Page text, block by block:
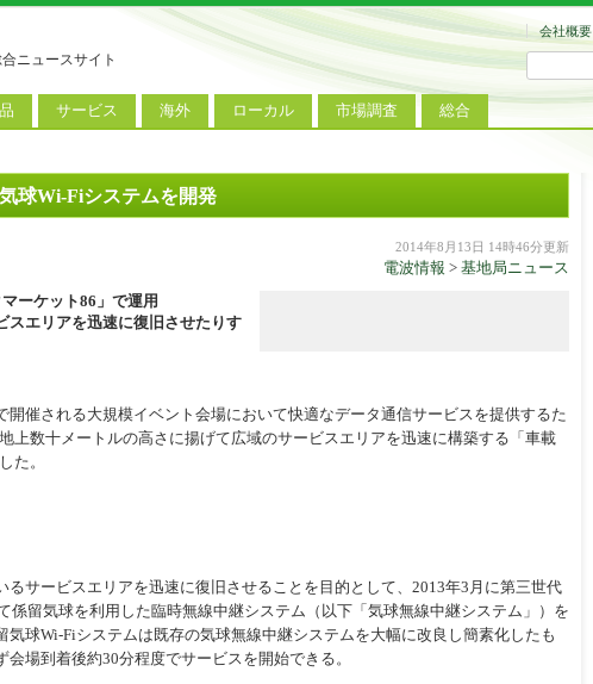
ニュースサイト
会社概要
ートフォン
アラブル端末
サービス
アプリ
料金プラン
海外
Androidニュース
海外展示会
ローカル 市場調査 総合
球Wi-Fiシステムを開発
2014年8月13日 14時46分更新
電波情報 > 基地局ニュース
ーケット86」で運用
スエリアを迅速に復旧させたりす
催される大規模イベント会場において快適なデータ通信サービスを提供するた
上数十メートルの高さに揚げて広域のサービスエリアを迅速に構築する「車載
た。
サービスエリアを迅速に復旧させることを目的として、2013年3月に第三世代
係留気球を利用した臨時無線中継システム（以下「気球無線中継システム」）を
球Wi-Fiシステムは既存の気球無線中継システムを大幅に改良し簡素化したも
場到着後約30分程度でサービスを開始できる。